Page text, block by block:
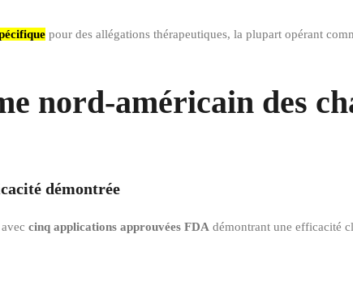
pour des allégations thérapeutiques, la plupart opérant
américain des
démontrée
cinq applications approuvées FDA démontrant une efficacité